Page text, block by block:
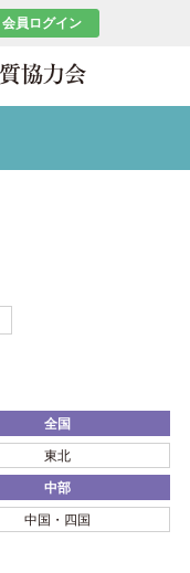
会員ログイン
全国
東北
中部
中国・四国